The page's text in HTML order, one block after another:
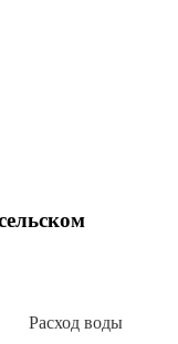
Расход воды